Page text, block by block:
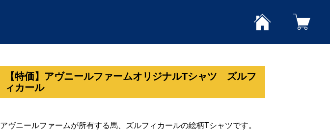
【特価】アヴニールファームオリジナルTシャツ ズルフ
ィカール
アヴニールファームが所有する馬、ズルフィカールの絵柄Tシャツです。